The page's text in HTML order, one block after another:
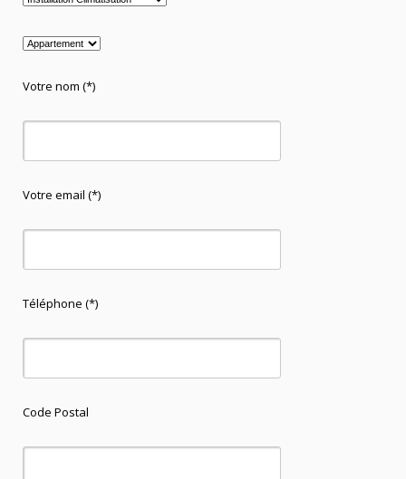
Votre nom (*)
Votre email (*)
Téléphone (*)
Code Postal